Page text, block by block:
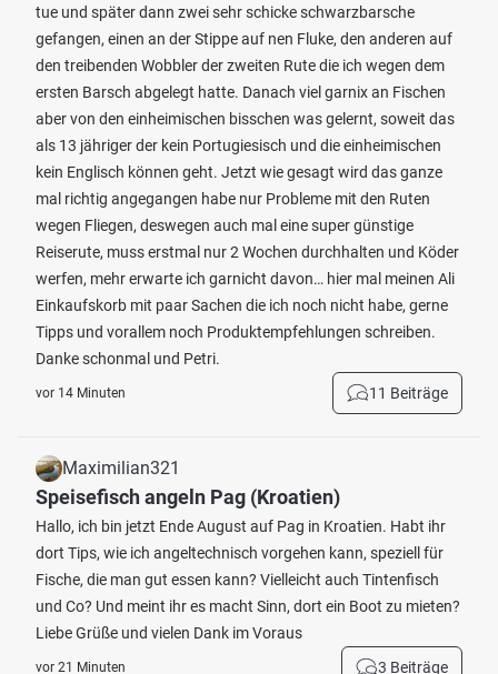
tue und später dann zwei sehr schicke schwarzbarsche
gefangen, einen an der Stippe auf nen Fluke, den anderen auf
den treibenden Wobbler der zweiten Rute die ich wegen dem
ersten Barsch abgelegt hatte. Danach viel garnix an Fischen
aber von den einheimischen bisschen was gelernt, soweit das
als 13 jähriger der kein Portugiesisch und die einheimischen
kein Englisch können geht. Jetzt wie gesagt wird das ganze
mal richtig angegangen habe nur Probleme mit den Ruten
wegen Fliegen, deswegen auch mal eine super günstige
Reiserute, muss erstmal nur 2 Wochen durchhalten und Köder
werfen, mehr erwarte ich garnicht davon… hier mal meinen Ali
Einkaufskorb mit paar Sachen die ich noch nicht habe, gerne
Tipps und vorallem noch Produktempfehlungen schreiben.
Danke schonmal und Petri.
vor 14 Minuten 11 Beiträge
Maximilian321
Speisefisch angeln Pag (Kroatien)
Hallo, ich bin jetzt Ende August auf Pag in Kroatien. Habt ihr
dort Tips, wie ich angeltechnisch vorgehen kann, speziell für
Fische, die man gut essen kann? Vielleicht auch Tintenfisch
und Co? Und meint ihr es macht Sinn, dort ein Boot zu mieten?
Liebe Grüße und vielen Dank im Voraus
vor 21 Minuten 3 Beiträge